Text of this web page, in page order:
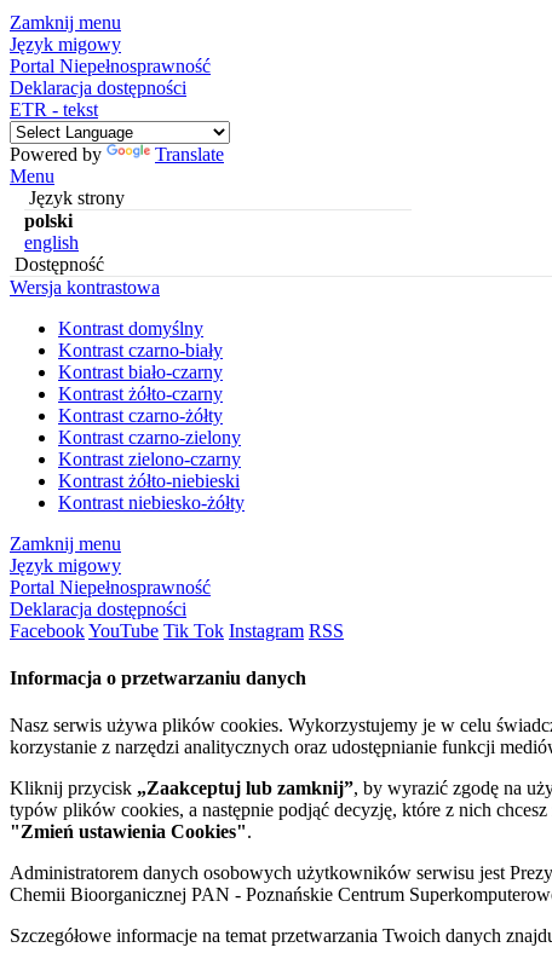
Zamknij menu
Język migowy
Portal Niepełnosprawność
Deklaracja dostępności
ETR - tekst
Powered by
Translate
Menu
Język strony
polski
english
Dostępność
Wersja kontrastowa
Kontrast domyślny
Kontrast czarno-biały
Kontrast biało-czarny
Kontrast żółto-czarny
Kontrast czarno-żółty
Kontrast czarno-zielony
Kontrast zielono-czarny
Kontrast żółto-niebieski
Kontrast niebiesko-żółty
Zamknij menu
Język migowy
Portal Niepełnosprawność
Deklaracja dostępności
FacebookYouTube Tik Tok Instagram RSS
Informacja o przetwarzaniu danych
Nasz serwis używa plików cookies. Wykorzystujemy je w celu
korzystanie z narzędzi analitycznych oraz udostępnianie funkcji
Kliknij przycisk „Zaakceptuj lub zamknij”, by wyrazić zgodę na
typów plików cookies, a następnie podjąć decyzję, które z nich
"Zmień ustawienia Cookies".
Administratorem danych osobowych użytkowników serwisu jest
Chemii Bioorganicznej PAN - Poznańskie Centrum
Szczegółowe informacje na temat przetwarzania Twoich danych